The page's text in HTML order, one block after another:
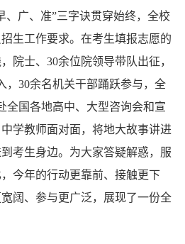
、广、准”三字诀贯穿始终，全校
生工作要求。在考生填报志愿的
院士、30余位院领导带队出征，
，30余名机关干部踊跃参与，全
全国各地高中、大型咨询会和宣
学教师面对面，将地大故事讲进
考生身边。为大家答疑解惑，服
今年的行动更靠前、接触更下
阔、参与更广泛，展现了一份全